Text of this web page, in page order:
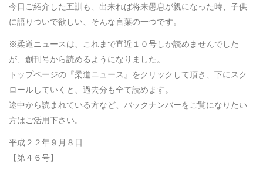
今日ご紹介した五訓も、出来れば将来愚息が親になった時、子供
に語りついで欲しい、そんな言葉の一つです。
※柔道ニュースは、これまで直近１０号しか読めませんでした
が、創刊号から読めるようになりました。
トップページの『柔道ニュース』をクリックして頂き、下にスク
ロールしていくと、過去分も全て読めます。
途中から読まれている方など、バックナンバーをご覧になりたい
方はご活用下さい。
平成２２年９月８日
【第４６号】